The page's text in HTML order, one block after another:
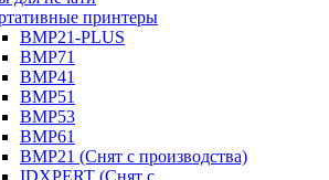
принтеры
BMP21-PLUS
BMP71
BMP41
BMP51
BMP53
BMP61
BMP21 (Снят с производства)
IDXPERT (Снят с